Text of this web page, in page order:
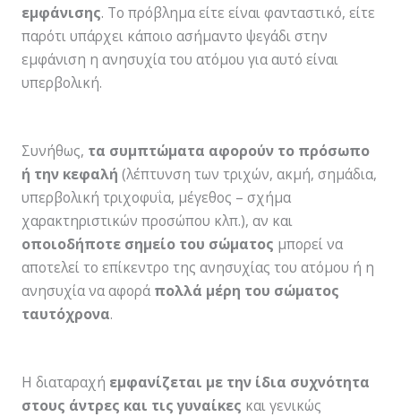
εμφάνισης. Το πρόβλημα είτε είναι φανταστικό, είτε
παρότι υπάρχει κάποιο ασήμαντο ψεγάδι στην
εμφάνιση η ανησυχία του ατόμου για αυτό είναι
υπερβολική.
Συνήθως, τα συμπτώματα αφορούν το πρόσωπο
ή την κεφαλή (λέπτυνση των τριχών, ακμή, σημάδια,
υπερβολική τριχοφυΐα, μέγεθος – σχήμα
χαρακτηριστικών προσώπου κλπ.), αν και
οποιοδήποτε σημείο του σώματος μπορεί να
αποτελεί το επίκεντρο της ανησυχίας του ατόμου ή η
ανησυχία να αφορά πολλά μέρη του σώματος
ταυτόχρονα.
Η διαταραχή εµφανίζεται µε την ίδια συχνότητα
στους άντρες και τις γυναίκες και γενικώς